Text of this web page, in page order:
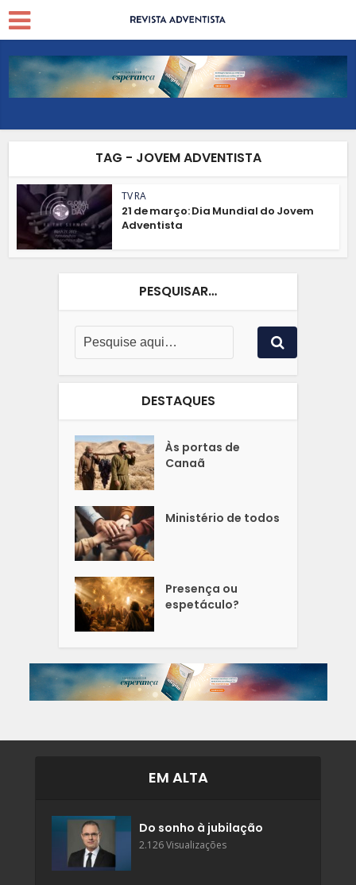
TAG - JOVEM ADVENTISTA
TV RA
21 de março: Dia Mundial do Jovem
Adventista
PESQUISAR…
DESTAQUES
Às portas de
Canaã
Ministério de todos
Presença ou
espetáculo?
EM ALTA
Do sonho à jubilação
2.126 Visualizações